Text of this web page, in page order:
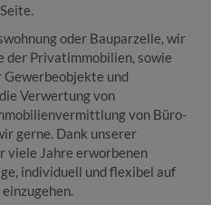
oder Bauparzelle, wir
Privatimmobilien, sowie
und
Verwertung von
von Büro-
gerne. Dank unserer
viele Jahre erworbenen
individuell und flexibel auf